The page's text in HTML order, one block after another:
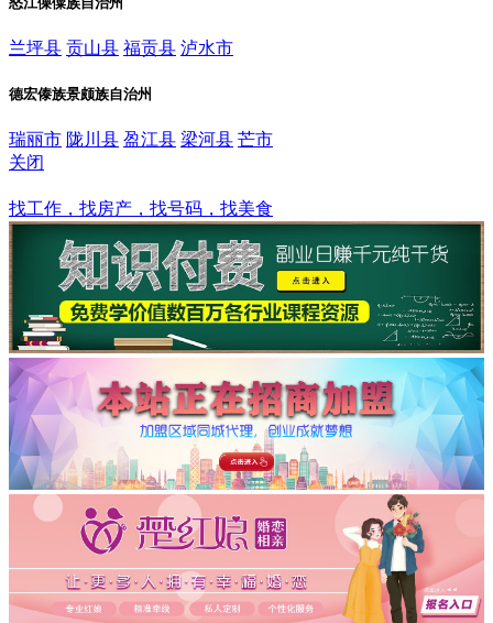
兰坪县 贡山县 福贡县 泸水市
德宏傣族景颇族自治州
瑞丽市 陇川县 盈江县 梁河县 芒市
关闭
找工作，找房产，找号码，找美食